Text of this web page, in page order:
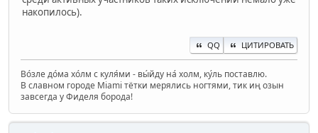
накопилось).
QQ ЦИТИРОВАТЬ
Во́зле до́ма хо́лм с куля́ми - вы́йду на́ холм, ку́ль поставлю.
В славном городе Miami тётки мерялись ногтями, тик иң озын
завсегда у Фиделя борода!